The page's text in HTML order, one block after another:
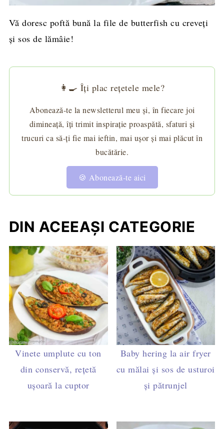
Vă doresc poftă bună la file de butterfish cu creveţi
şi sos de lămâie!
👩‍🍳 Îți plac rețetele mele?
Abonează-te la newsletterul meu și, în fiecare joi
dimineață, îți trimit inspirație proaspătă, sfaturi și
trucuri ca să-ți fie mai ieftin, mai ușor și mai plăcut în
bucătărie.
🍪 Abonează-te aici
DIN ACEEAȘI CATEGORIE
Vinete umplute cu ton
din conservă, rețetă
ușoară la cuptor
Baby hering la air fryer
cu mălai și sos de usturoi
și pătrunjel